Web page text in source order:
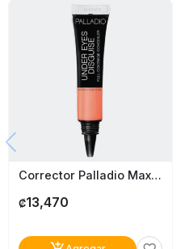
Corrector Palladio Max Cobertura Peach Pct12
₡13,470